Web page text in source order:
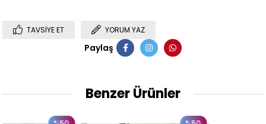
TAVSIYE ET YORUM YAZ
Paylaş
Benzer Ürünler